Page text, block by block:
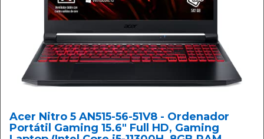
Acer Nitro 5 AN515-56-51V8 - Ordenador
Portátil Gaming 15.6" Full HD, Gaming